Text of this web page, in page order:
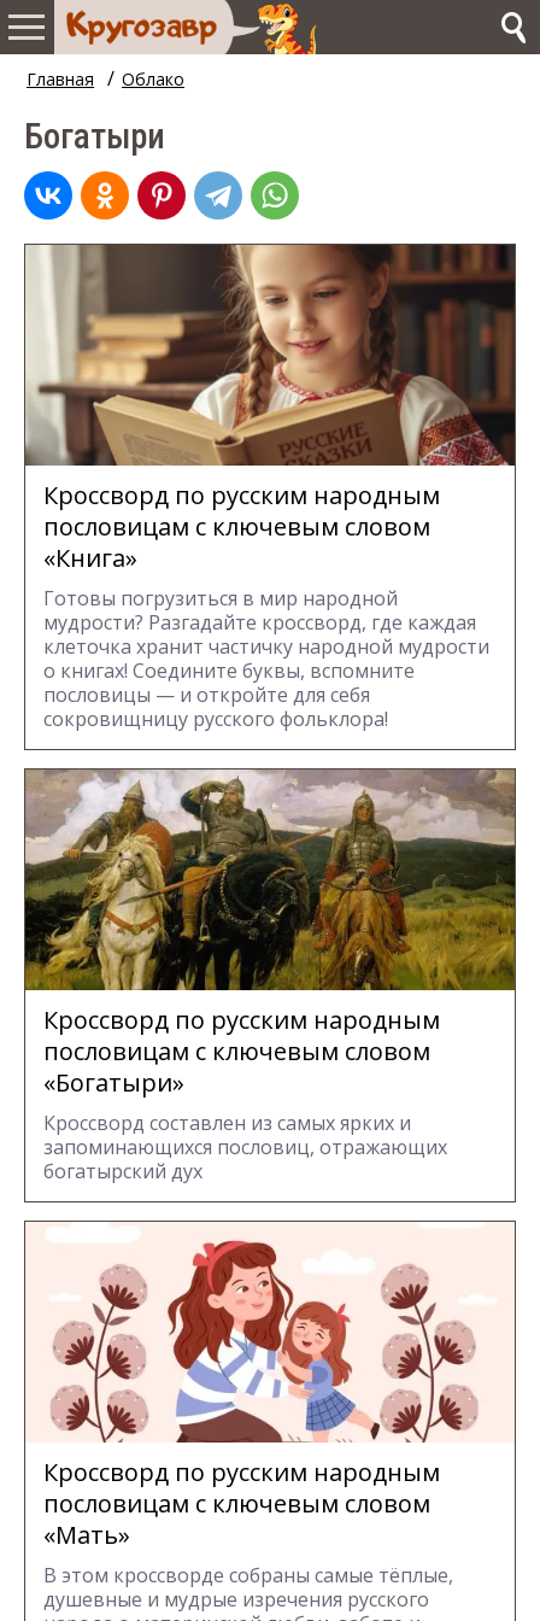
Главная / Облако
Богатыри
Кроссворд по русским народным
пословицам с ключевым словом
«Книга»
Готовы погрузиться в мир народной
мудрости? Разгадайте кроссворд, где каждая
клеточка хранит частичку народной мудрости
о книгах! Соедините буквы, вспомните
пословицы — и откройте для себя
сокровищницу русского фольклора!
Кроссворд по русским народным
пословицам с ключевым словом
«Богатыри»
Кроссворд составлен из самых ярких и
запоминающихся пословиц, отражающих
богатырский дух
Кроссворд по русским народным
пословицам с ключевым словом
«Мать»
В этом кроссворде собраны самые тёплые,
душевные и мудрые изречения русского